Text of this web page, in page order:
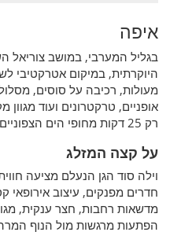
איפה
בגליל המערבי, במושב צוריאל
היוקרתית, במיקום אטרקטיבי
מעולות, רכיבה על סוסים,
אופניים, טרקטרונים ועוד
רק 25 דקות מחופי הים הצפוניים של נהריה.
על קצה המזלג
חדרים מפנקים, עיצוב אירופאי
מדשאות רחבות, חצר ענקית,
הפתעות מרגשות מול הנוף